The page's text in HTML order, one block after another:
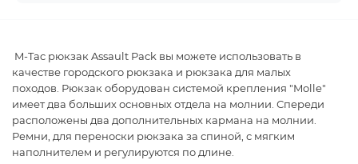
M-Tac рюкзак Assault Pack вы можете использовать в
качестве городского рюкзака и рюкзака для малых
походов. Рюкзак оборудован системой крепления "Molle"
имеет два больших основных отдела на молнии. Спереди
расположены два дополнительных кармана на молнии.
Ремни, для переноски рюкзака за спиной, с мягким
наполнителем и регулируются по длине.